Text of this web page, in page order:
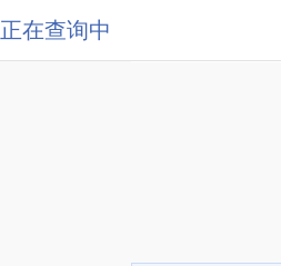
正在查询中